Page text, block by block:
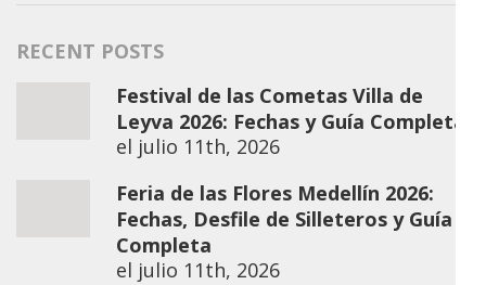
RECENT POSTS
Festival de las Cometas Villa de
Leyva 2026: Fechas y Guía Completa
el julio 11th, 2026
Feria de las Flores Medellín 2026:
Fechas, Desfile de Silleteros y Guía
Completa
el julio 11th, 2026